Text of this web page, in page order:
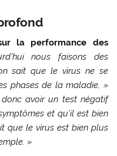
la performance des
nous faisons des
sait que le virus ne se
phases de la maladie, »
avoir un test négatif
et qu’il est bien
que le virus est bien plus
»